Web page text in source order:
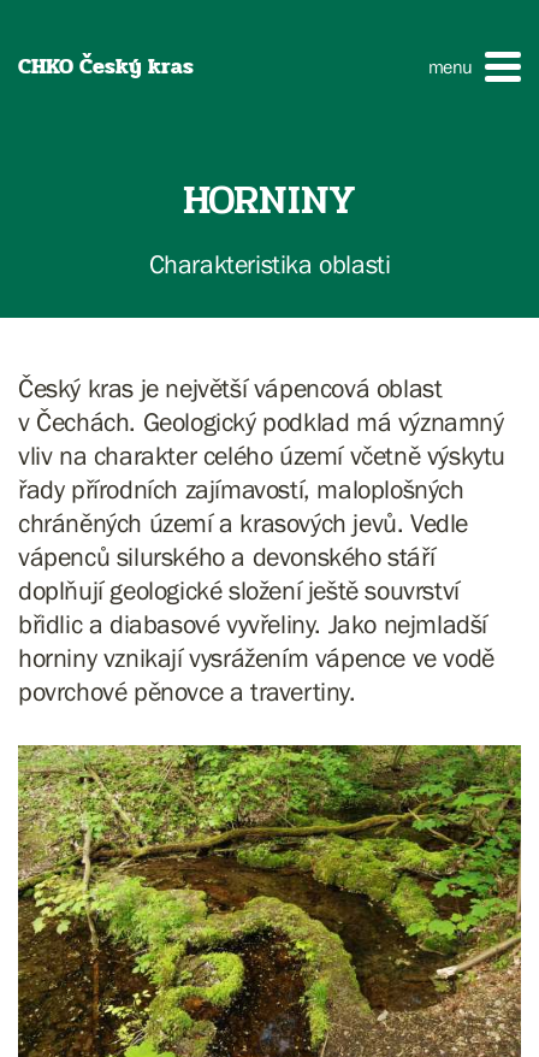
CHKO Český kras menu
HORNINY
Charakteristika oblasti
Český kras je největší vápencová oblast
v Čechách. Geologický podklad má významný
vliv na charakter celého území včetně výskytu
řady přírodních zajímavostí, maloplošných
chráněných území a krasových jevů. Vedle
vápenců silurského a devonského stáří
doplňují geologické složení ještě souvrství
břidlic a diabasové vyvřeliny. Jako nejmladší
horniny vznikají vysrážením vápence ve vodě
povrchové pěnovce a travertiny.